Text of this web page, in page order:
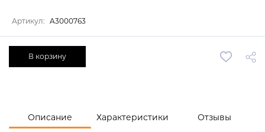
Описание Характеристики Отзывы
Артикул: A3000763
В корзину